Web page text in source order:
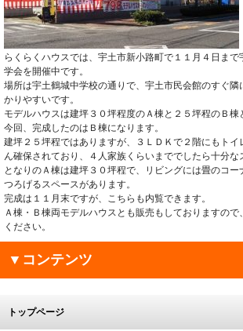
らくらくハウスでは、宇土市新小路町で１１月４日ま
学会を開催中です。
場所は宇土鶴城中学校の通りで、宇土市民会館のすぐ
かりやすいです。
モデルハウスは建坪３０坪程度のＡ棟と２５坪程のＢ棟
今回、完成したのはＢ棟になります。
建坪２５坪程ではありますが、３ＬＤＫで２階にもトイ
ん確保されており、４人家族くらいまででしたら十分な
となりのＡ棟は建坪３０坪程で、リビングには畳のコー
つろげるスペースがあります。
完成は１１月末ですが、こちらも内覧できます。
Ａ棟・Ｂ棟両モデルハウスとも販売もしておりますの
ください。
▼コンテンツ
トップページ